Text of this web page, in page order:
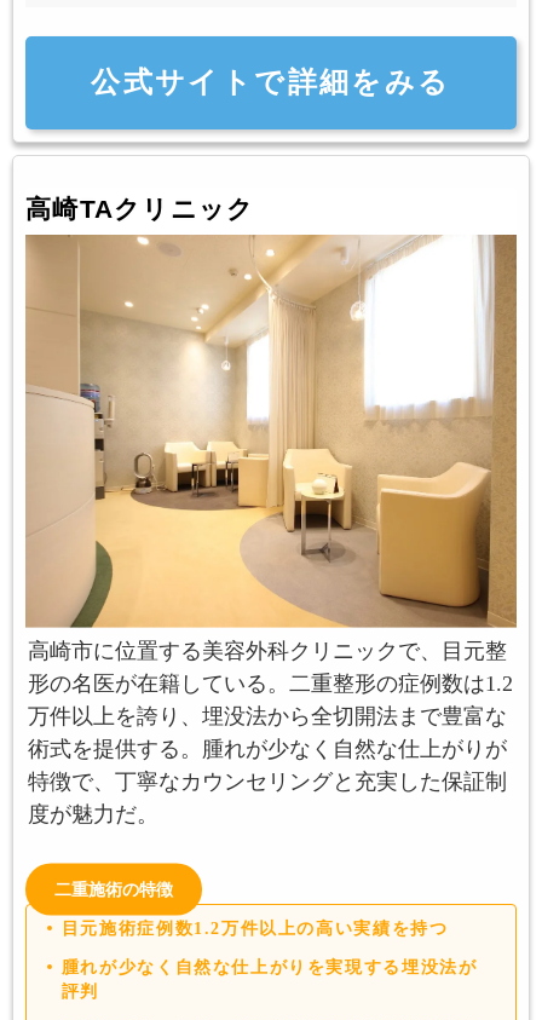
公式サイトで詳細をみる
高崎TAクリニック
高崎市に位置する美容外科クリニックで、目元整
形の名医が在籍している。二重整形の症例数は1.2
万件以上を誇り、埋没法から全切開法まで豊富な
術式を提供する。腫れが少なく自然な仕上がりが
特徴で、丁寧なカウンセリングと充実した保証制
度が魅力だ。
二重施術の特徴
目元施術症例数1.2万件以上の高い実績を持つ
腫れが少なく自然な仕上がりを実現する埋没法が
評判